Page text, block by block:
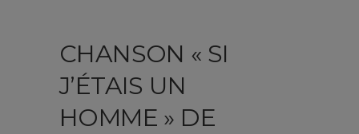
CHANSON « SI
J’ÉTAIS UN
HOMME » DE